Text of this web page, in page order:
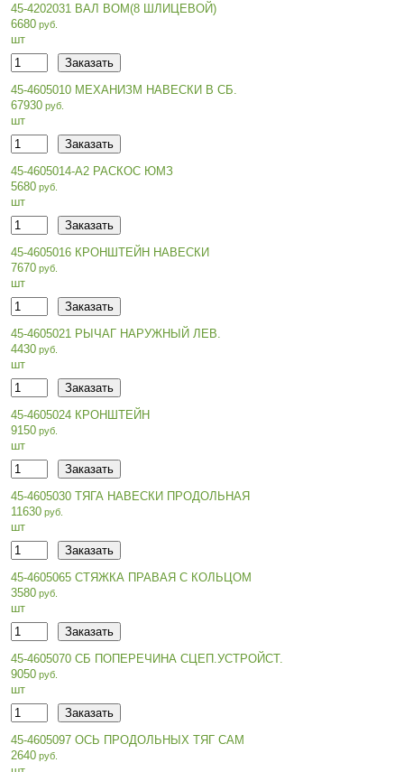
45-4202031 ВАЛ ВОМ(8 ШЛИЦЕВОЙ)
6680
шт
45-4605010 МЕХАНИЗМ НАВЕСКИ В СБ.
67930
шт
45-4605014-А2 РАСКОС ЮМЗ
5680
шт
45-4605016 КРОНШТЕЙН НАВЕСКИ
7670
шт
45-4605021 РЫЧАГ НАРУЖНЫЙ ЛЕВ.
4430
шт
45-4605024 КРОНШТЕЙН
9150
шт
45-4605030 ТЯГА НАВЕСКИ ПРОДОЛЬНАЯ
11630
шт
45-4605065 СТЯЖКА ПРАВАЯ С КОЛЬЦОМ
3580
шт
45-4605070 СБ ПОПЕРЕЧИНА СЦЕП.УСТРОЙСТ.
9050
шт
45-4605097 ОСЬ ПРОДОЛЬНЫХ ТЯГ САМ
2640